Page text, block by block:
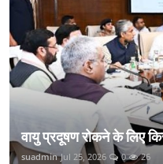
वायु प्रदूषण रोकने के लिए
suadmin Jul 25, 2026 0 26